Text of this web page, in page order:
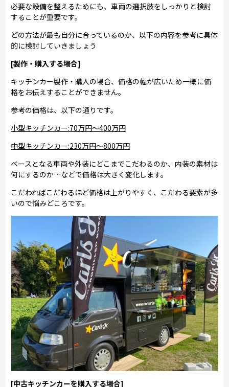
必要な設備を整えるためにも、車両の選択肢をしっかりと検討
することが重要です。
どの方法が最も自分に合っているのか、以下の内容を参考に具体
的に検討していきましょう
[製作・購入する場合]
キッチンカー製作・購入の場合、価格の幅が広いため一概に価
格をお伝えすることができません。
参考の価格は、以下の通りです。
小型キッチンカー:70万円～400万円
中型キッチンカー:230万円～800万円
ベースとなる車両や外装にどこまでこだわるのか、内装の素材は
何にするのか…などで価格は大きく変化します。
こだわればこだわるほど価格は上がりやすく、こだわる要素が多
いので悩みどころです。
[中古キッチンカーを購入する場合]